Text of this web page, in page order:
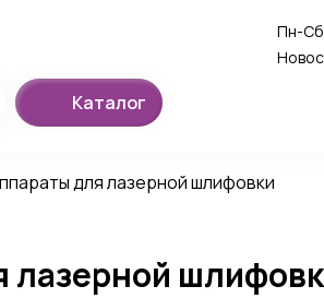
Пн-
Каталог
для лазерной шлифовки
лазерной